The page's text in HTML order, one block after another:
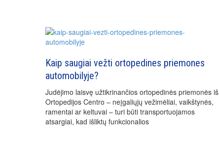
Kaip saugiai vežti ortopedines priemones
automobilyje?
Judėjimo laisvę užtikrinančios ortopedinės priemonės iš
Ortopedijos Centro – neįgaliųjų vežimėliai, vaikštynės,
ramentai ar keltuvai – turi būti transportuojamos
atsargiai, kad išliktų funkcionalios